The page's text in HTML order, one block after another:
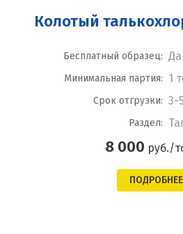
Колотый
Бесплатный образец: Да
Минимальная партия: 1
Срок отгрузки: 3-
Раздел:
8 000 руб./
ПОДРОБНЕЕ